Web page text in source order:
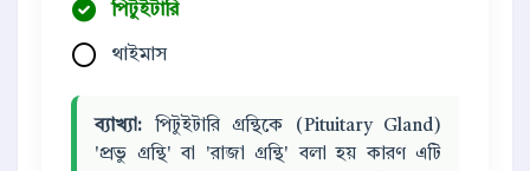
পিটুইটারি
থাইমাস
ব্যাখ্যা: পিটুইটারি গ্রন্থিকে (Pituitary Gland)
'প্রভু গ্রন্থি' বা 'রাজা গ্রন্থি' বলা হয় কারণ এটি